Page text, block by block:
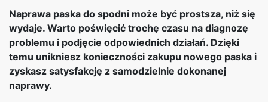
Naprawa paska do spodni może być prostsza, niż się
wydaje. Warto poświęcić trochę czasu na diagnozę
problemu i podjęcie odpowiednich działań. Dzięki
temu unikniesz konieczności zakupu nowego paska i
zyskasz satysfakcję z samodzielnie dokonanej
naprawy.